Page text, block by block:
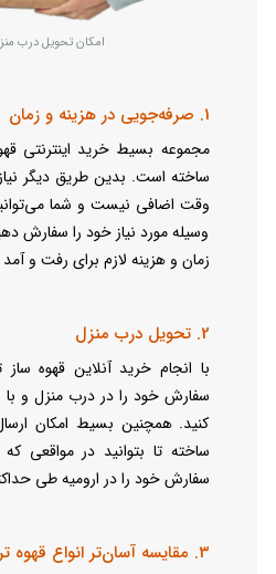
امکان تحویل درب
1. صرفه‌جویی در هزینه و زمان
مجموعه بسیط خرید اینترنتی
ساخته است. بدین طریق دیگر
وقت اضافی نیست و شما
وسیله مورد نیاز خود را سفارش
زمان و هزینه لازم برای رفت و
2. تحویل درب منزل
با انجام خرید آنلاین قهوه
سفارش خود را در درب منزل و
کنید. همچنین بسیط امکان
ساخته تا بتوانید در مواقعی
سفارش خود را در ارومیه طی حداکثر 45 دقیقه تحویل
3. مقایسه آسان‌تر انواع قهوه ترک ساز